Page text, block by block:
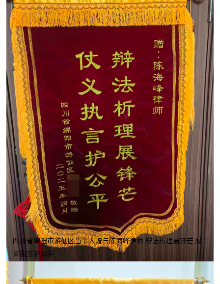
四川省绵阳市游仙区当事人赠与陈海峰律师 辩法析理展锋芒,仗
义执言护公平